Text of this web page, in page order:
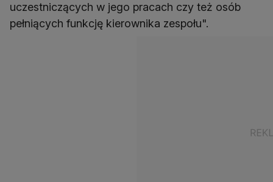
uczestniczących w jego pracach czy też osób
pełniących funkcję kierownika zespołu".